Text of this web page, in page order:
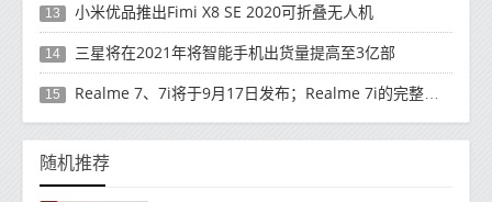
13 小米优品推出Fimi X8 SE 2020可折叠无人机
14 三星将在2021年将智能手机出货量提高至3亿部
15 Realme 7、7i将于9月17日发布；Realme 7i的完整规格并导致泄漏
随机推荐